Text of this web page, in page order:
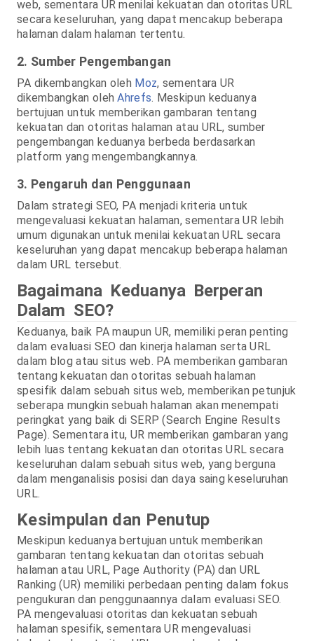
web, sementara UR menilai kekuatan dan otoritas URL
secara keseluruhan, yang dapat mencakup beberapa
halaman dalam halaman tertentu.
2. Sumber Pengembangan
PA dikembangkan oleh Moz, sementara UR
dikembangkan olehAhrefs. Meskipun keduanya
bertujuan untuk memberikan gambaran tentang
kekuatan dan otoritas halaman atau URL, sumber
pengembangan keduanya berbeda berdasarkan
platform yang mengembangkannya.
3. Pengaruh dan Penggunaan
Dalam strategi SEO, PA menjadi kriteria untuk
mengevaluasi kekuatan halaman, sementara UR lebih
umum digunakan untuk menilai kekuatan URL secara
keseluruhan yang dapat mencakup beberapa halaman
dalam URL tersebut.
Bagaimana Keduanya Berperan
Dalam SEO?
Keduanya, baik PA maupun UR, memiliki peran penting
dalam evaluasi SEO dan kinerja halaman serta URL
dalam blog atau situs web. PA memberikan gambaran
tentang kekuatan dan otoritas sebuah halaman
spesifik dalam sebuah situs web, memberikan petunjuk
seberapa mungkin sebuah halaman akan menempati
peringkat yang baik di SERP (Search Engine Results
Page). Sementara itu, UR memberikan gambaran yang
lebih luas tentang kekuatan dan otoritas URL secara
keseluruhan dalam sebuah situs web, yang berguna
dalam menganalisis posisi dan daya saing keseluruhan
URL.
Kesimpulan dan Penutup
Meskipun keduanya bertujuan untuk memberikan
gambaran tentang kekuatan dan otoritas sebuah
halaman atau URL, Page Authority (PA) dan URL
Ranking (UR) memiliki perbedaan penting dalam fokus
pengukuran dan penggunaannya dalam evaluasi SEO.
PA mengevaluasi otoritas dan kekuatan sebuah
halaman spesifik, sementara UR mengevaluasi